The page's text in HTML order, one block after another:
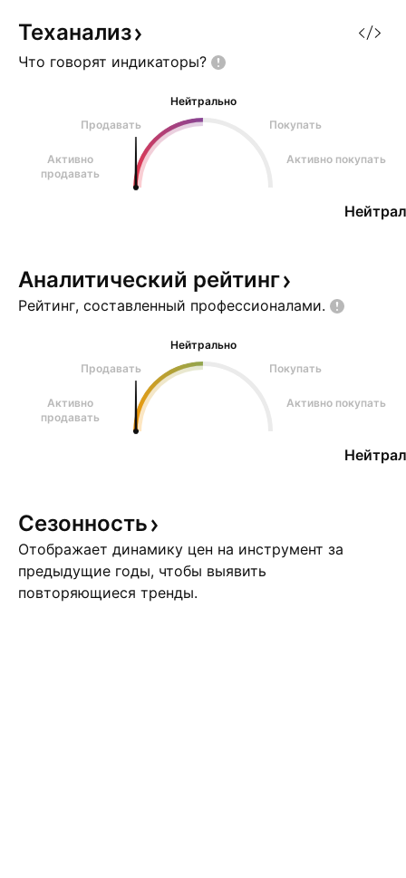
Теханализ
Что говорят индикаторы?
Нейтрально
Продавать
Покупать
Активно
продавать
Активно покупать
Аналитический рейтинг
Рейтинг, составленный профессионалами.
Нейтрально
Продавать
Покупать
Активно
продавать
Активно покупать
Сезонность
Отображает динамику цен на инструмент за
предыдущие годы, чтобы выявить
повторяющиеся тренды.